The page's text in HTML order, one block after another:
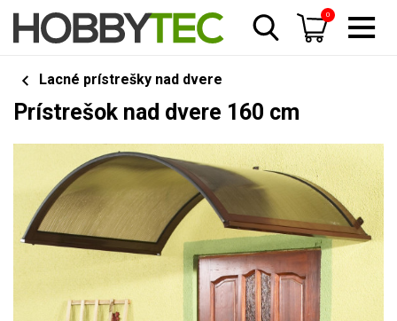
0
Lacné prístrešky nad dvere
Prístrešok nad dvere 160 cm